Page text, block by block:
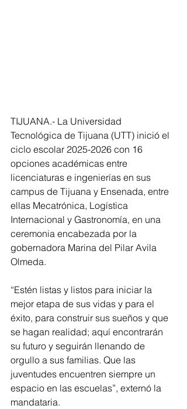
TIJUANA.- La Universidad
Tecnológica de Tijuana (UTT) inició el
ciclo escolar 2025-2026 con 16
opciones académicas entre
licenciaturas e ingenierías en sus
campus de Tijuana y Ensenada, entre
ellas Mecatrónica, Logística
Internacional y Gastronomía, en una
ceremonia encabezada por la
gobernadora Marina del Pilar Avila
Olmeda.
“Estén listas y listos para iniciar la
mejor etapa de sus vidas y para el
éxito, para construir sus sueños y que
se hagan realidad; aquí encontrarán
su futuro y seguirán llenando de
orgullo a sus familias. Que las
juventudes encuentren siempre un
espacio en las escuelas”, externó la
mandataria.